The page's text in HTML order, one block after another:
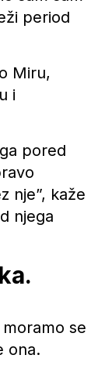
period
Miru,
i
pored
nje”, kaže
njega
se
ona.